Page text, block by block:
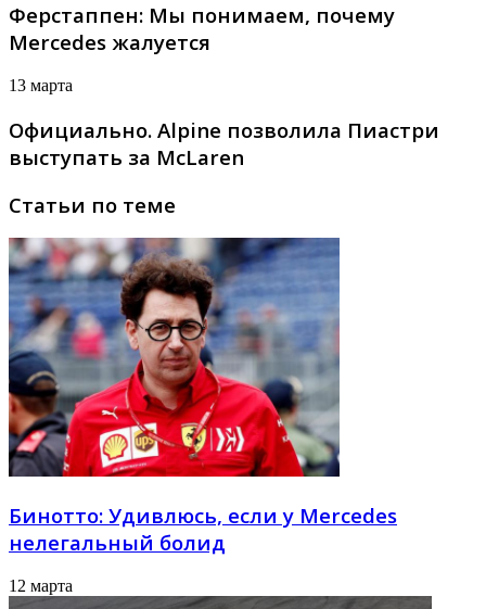
Ферстаппен: Мы понимаем, почему
Mercedes жалуется
13 марта
Официально. Alpine позволила Пиастри
выступать за McLaren
Статьи по теме
Бинотто: Удивлюсь, если у Mercedes
нелегальный болид
12 марта